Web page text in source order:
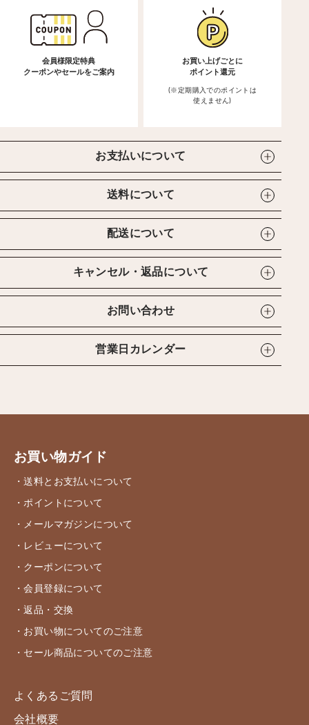
会員様限定特典
クーポンやセールをご案内
お買い上げごとに
ポイント還元
(※定期購入でのポイントは
使えません)
お支払いについて
送料について
配送について
キャンセル・返品について
お問い合わせ
営業日カレンダー
お買い物ガイド
・送料とお支払いについて
・ポイントについて
・メールマガジンについて
・レビューについて
・クーポンについて
・会員登録について
・返品・交換
・お買い物についてのご注意
・セール商品についてのご注意
よくあるご質問
会社概要